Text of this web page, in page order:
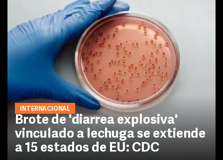
INTERNACIONAL
Brote de 'diarrea explosiva'
vinculado a lechuga se extiende
a 15 estados de EU: CDC